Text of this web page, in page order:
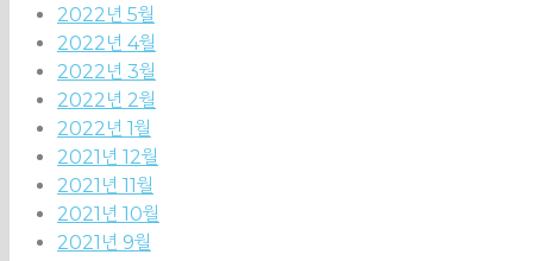
2022년 5월
2022년 4월
2022년 3월
2022년 2월
2022년 1월
2021년 12월
2021년 11월
2021년 10월
2021년 9월